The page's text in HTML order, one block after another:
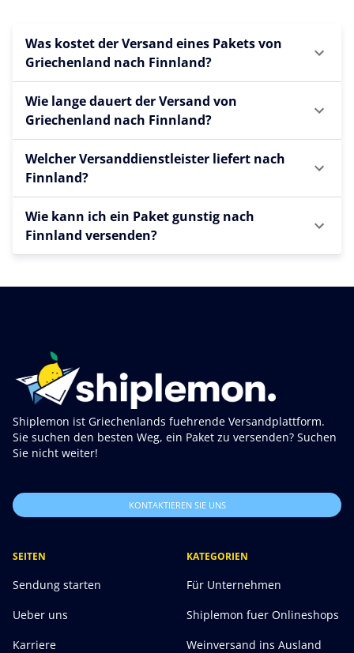
Was kostet der Versand eines Pakets von
Griechenland nach Finnland?
Wie lange dauert der Versand von
Griechenland nach Finnland?
Welcher Versanddienstleister liefert nach
Finnland?
Wie kann ich ein Paket gunstig nach
Finnland versenden?
Shiplemon ist Griechenlands fuehrende Versandplattform.
Sie suchen den besten Weg, ein Paket zu versenden? Suchen
Sie nicht weiter!
KONTAKTIEREN SIE UNS
SEITEN
Sendung starten
Ueber uns
Karriere
KATEGORIEN
Für Unternehmen
Shiplemon fuer Onlineshops
Weinversand ins Ausland